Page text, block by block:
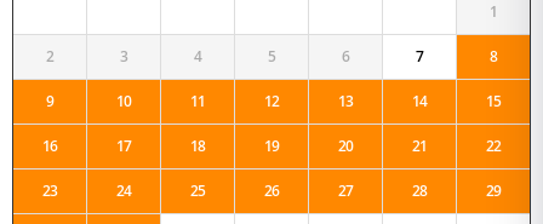
1
2 3 4 5 6 7 8
9 10 11 12 13 14 15
16 17 18 19 20 21 22
23 24 25 26 27 28 29